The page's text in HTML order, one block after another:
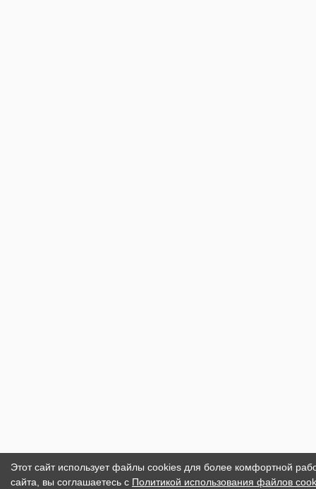
Этот сайт использует файлы cookies для более комфортной
сайта, вы соглашаетесь с Политикой использования файлов